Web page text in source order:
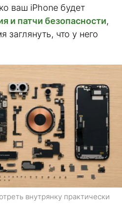
ваш iPhone будет
и патчи безопасности,
заглянуть, что у него
внутрянку практически